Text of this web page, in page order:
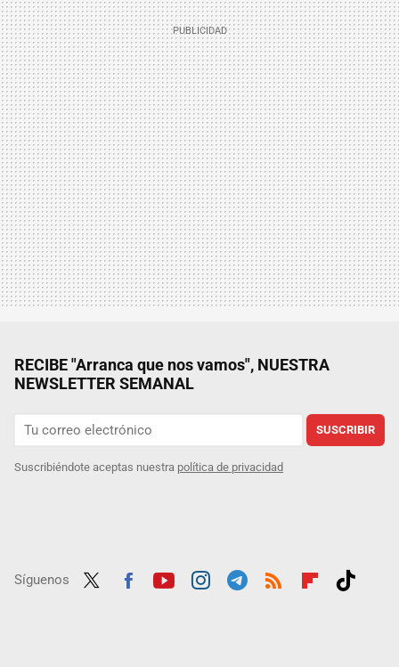
RECIBE "Arranca que nos vamos", NUESTRA
NEWSLETTER SEMANAL
SUSCRIBIR
Suscribiéndote aceptas nuestra política de privacidad
Síguenos